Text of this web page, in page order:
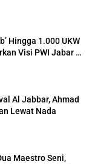
Hingga 1.000 UKW
Visi PWI Jabar di
Al Jabbar, Ahmad
Lewat Nada
Maestro Seni,